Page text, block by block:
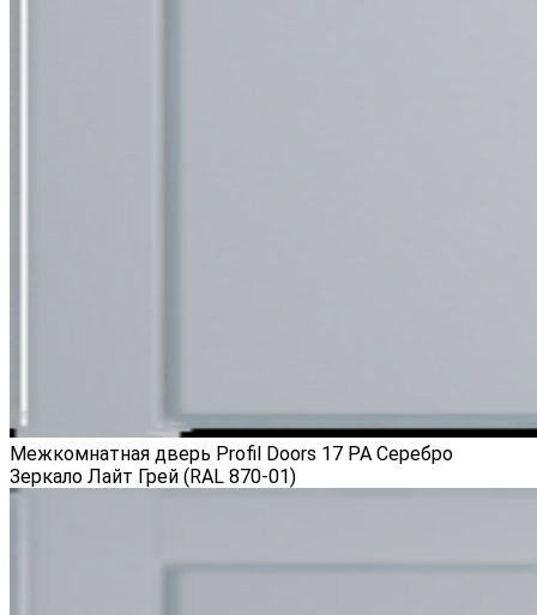
Межкомнатная дверь Profil Doors 17 PA Серебро
Зеркало Лайт Грей (RAL 870-01)